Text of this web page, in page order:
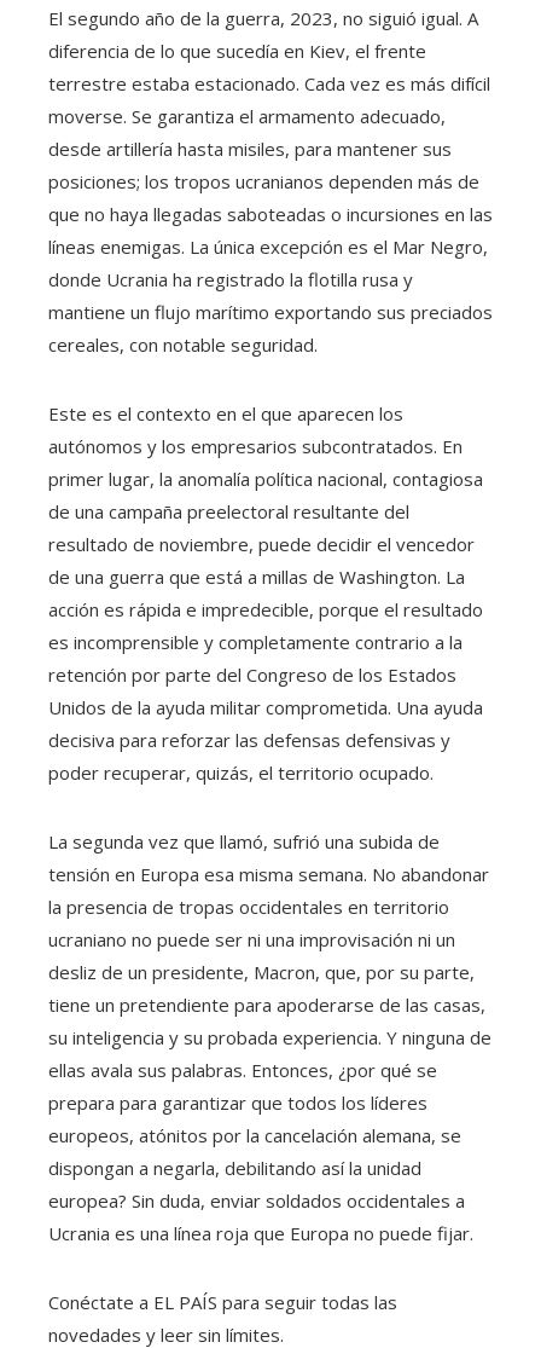
El segundo año de la guerra, 2023, no siguió igual. A
diferencia de lo que sucedía en Kiev, el frente
terrestre estaba estacionado. Cada vez es más difícil
moverse. Se garantiza el armamento adecuado,
desde artillería hasta misiles, para mantener sus
posiciones; los tropos ucranianos dependen más de
que no haya llegadas saboteadas o incursiones en las
líneas enemigas. La única excepción es el Mar Negro,
donde Ucrania ha registrado la flotilla rusa y
mantiene un flujo marítimo exportando sus preciados
cereales, con notable seguridad.
Este es el contexto en el que aparecen los
autónomos y los empresarios subcontratados. En
primer lugar, la anomalía política nacional, contagiosa
de una campaña preelectoral resultante del
resultado de noviembre, puede decidir el vencedor
de una guerra que está a millas de Washington. La
acción es rápida e impredecible, porque el resultado
es incomprensible y completamente contrario a la
retención por parte del Congreso de los Estados
Unidos de la ayuda militar comprometida. Una ayuda
decisiva para reforzar las defensas defensivas y
poder recuperar, quizás, el territorio ocupado.
La segunda vez que llamó, sufrió una subida de
tensión en Europa esa misma semana. No abandonar
la presencia de tropas occidentales en territorio
ucraniano no puede ser ni una improvisación ni un
desliz de un presidente, Macron, que, por su parte,
tiene un pretendiente para apoderarse de las casas,
su inteligencia y su probada experiencia. Y ninguna de
ellas avala sus palabras. Entonces, ¿por qué se
prepara para garantizar que todos los líderes
europeos, atónitos por la cancelación alemana, se
dispongan a negarla, debilitando así la unidad
europea? Sin duda, enviar soldados occidentales a
Ucrania es una línea roja que Europa no puede fijar.
Conéctate a EL PAÍS para seguir todas las
novedades y leer sin límites.